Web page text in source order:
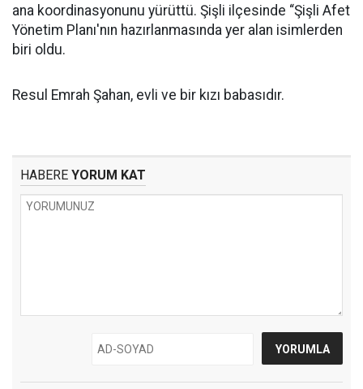
ana koordinasyonunu yürüttü. Şişli ilçesinde “Şişli Afet
Yönetim Planı'nın hazırlanmasında yer alan isimlerden
biri oldu.
Resul Emrah Şahan, evli ve bir kızı babasıdır.
HABERE YORUM KAT